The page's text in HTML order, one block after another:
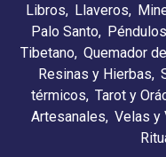
Libros
Llaveros
Palo Santo Péndulos
Tibetano Quemador
Resinas y Hierbas
térmicos Tarot y
Artesanales Velas y